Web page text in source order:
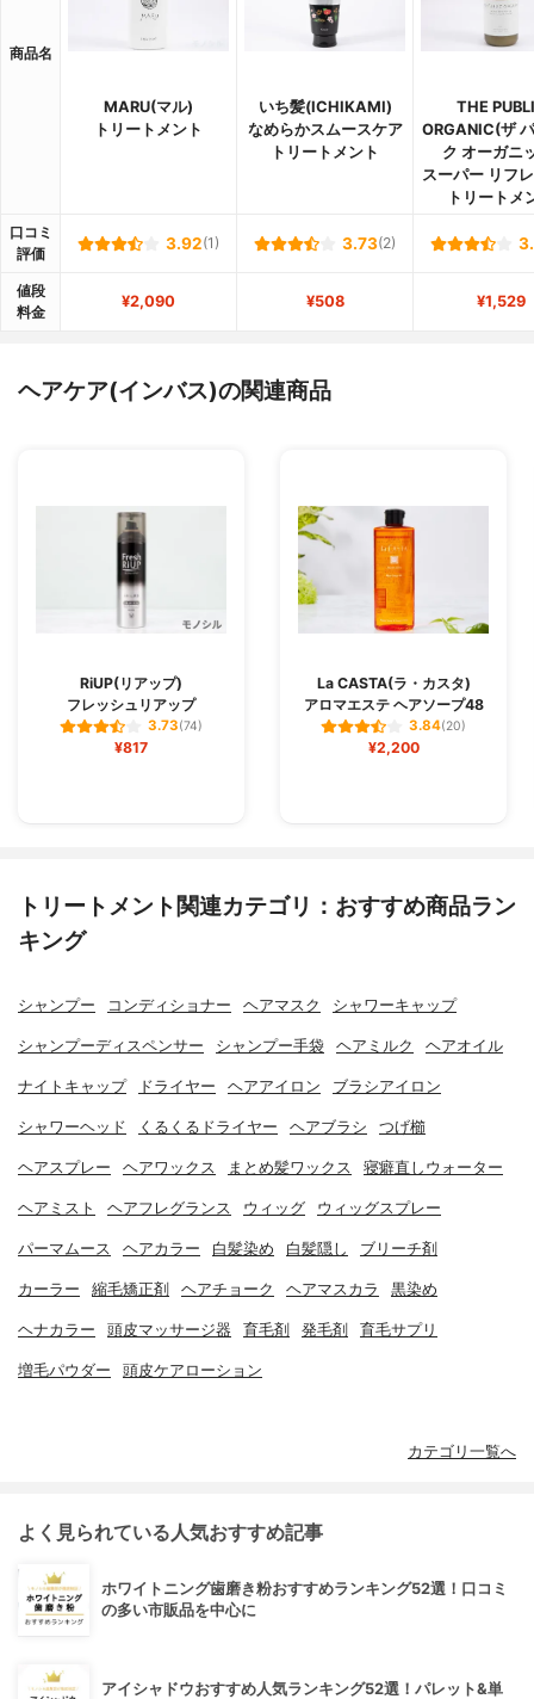
商品名
MARU(マル)
トリートメント
いち髪(ICHIKAMI)
なめらかスムースケア
トリートメント
THE
ORGANIC(ザ
ク オーガニ
スーパー リフ
トリートメ
口コミ
評価
3.92(1) 3.73(2)
値段
料金
¥2,090 ¥508 ¥1,529
ヘアケア(インバス)の関連商品
RiUP(リアップ)
フレッシュリアップ
3.73(74)
¥817
La CASTA(ラ・カスタ)
アロマエステ ヘアソープ48
3.84(20)
¥2,200
トリートメント関連カテゴリ：おすすめ商品ラン
キング
シャンプー コンディショナー ヘアマスク シャワーキャップ
シャンプーディスペンサー シャンプー手袋 ヘアミルク ヘアオイル
ナイトキャップ ドライヤー ヘアアイロン ブラシアイロン
シャワーヘッド くるくるドライヤー ヘアブラシ つげ櫛
ヘアスプレー ヘアワックス まとめ髪ワックス 寝癖直しウォーター
ヘアミスト ヘアフレグランス ウィッグ ウィッグスプレー
パーマムース ヘアカラー 白髪染め 白髪隠し ブリーチ剤
カーラー 縮毛矯正剤 ヘアチョーク ヘアマスカラ 黒染め
ヘナカラー 頭皮マッサージ器 育毛剤 発毛剤 育毛サプリ
増毛パウダー 頭皮ケアローション
カテゴリ一覧へ
よく見られている人気おすすめ記事
ホワイトニング歯磨き粉おすすめランキング52選！口コミ
の多い市販品を中心に
アイシャドウおすすめ人気ランキング52選！パレット&単